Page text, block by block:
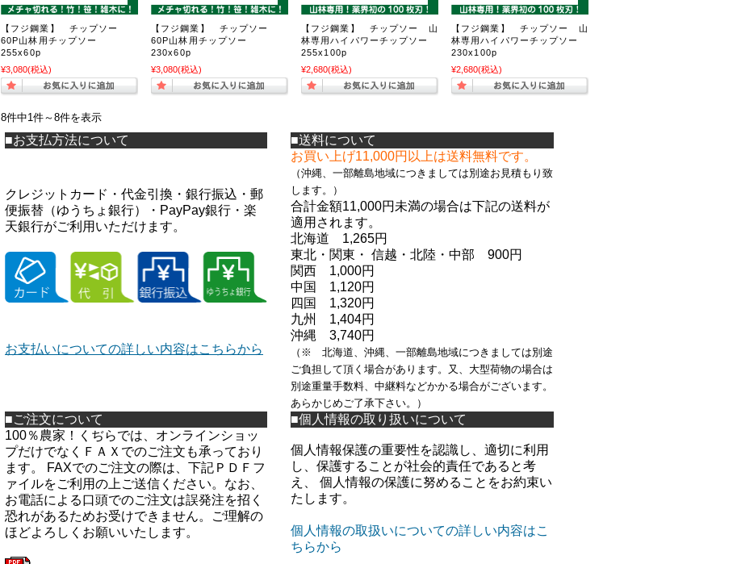
【フジ鋼業】 チップソー
60P山林用チップソー
255x60p
¥3,080(税込)
【フジ鋼業】 チップソー
60P山林用チップソー
230x60p
¥3,080(税込)
【フジ鋼業】 チップソー 山
林専用ハイパワーチップソー
255x100p
¥2,680(税込)
【フジ鋼業】 チップソー 山
林専用ハイパワーチップソー
230x100p
¥2,680(税込)
8件中1件～8件を表示
■お支払方法について ■送料について
クレジットカード・代金引換・銀行振込・郵
便振替（ゆうちょ銀行）・PayPay銀行・楽
天銀行がご利用いただけます。
お支払いについての詳しい内容はこちらから
お買い上げ11,000円以上は送料無料です。
（沖縄、一部離島地域につきましては別途お見積もり致
します。）
合計金額11,000円未満の場合は下記の送料が
適用されます。
北海道 1,265円
東北・関東・ 信越 ・北陸 ・中部 900円
関西 1,000円
中国 1,120円
四国 1,320円
九州 1,404円
沖縄 3,740円
（※ 北海道、沖縄、一部離島地域につきましては別途
ご負担して頂く場合があります。又、大型荷物の場合は
別途重量手数料、中継料などかかる場合がございます。
あらかじめご了承下さい。）
■ご注文について
■個人情報の取り扱いについて
100％農家！くぢらでは、オンラインショッ
プだけでなくＦＡＸでのご注文も承っており
ます。 FAXでのご注文の際は、下記ＰＤＦフ
ァイルをご利用の上ご送信ください。なお、
お電話による口頭でのご注文は誤発注を招く
恐れがあるためお受けできません。ご理解の
ほどよろしくお願いいたします。
個人情報保護の重要性を認識し、適切に利用
し、保護することが社会的責任であると考
え、 個人情報の保護に努めることをお約束い
たします。
個人情報の取扱いについての詳しい内容はこ
ちらから